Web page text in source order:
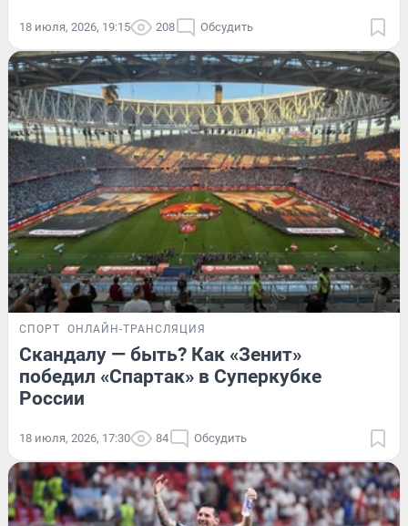
18 июля, 2026, 19:15 208 Обсудить
СПОРТ ОНЛАЙН-ТРАНСЛЯЦИЯ
Скандалу — быть? Как «Зенит»
победил «Спартак» в Суперкубке
России
18 июля, 2026, 17:30 84 Обсудить